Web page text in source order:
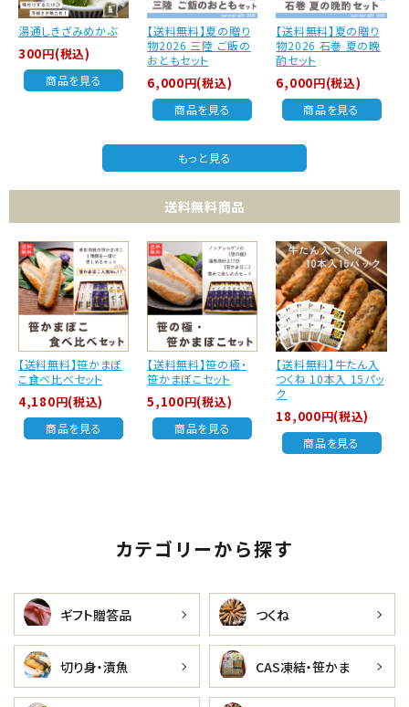
湯通しきざみめかぶ
300円(税込)
商品を見る
【送料無料】夏の贈り
物2026 三陸 ご飯の
おともセット
6,000円(税込)
商品を見る
【送料無料】夏の贈り
物2026 石巻 夏の晩
酌セット
6,000円(税込)
商品を見る
もっと見る
送料無料商品
【送料無料】笹かまぼ
こ食べ比べセット
4,180円(税込)
商品を見る
【送料無料】笹の極・
笹かまぼこセット
5,100円(税込)
商品を見る
【送料無料】牛たん入
つくね 10本入 15パッ
ク
18,000円(税込)
商品を見る
カテゴリーから探す
ギフト贈答品 つくね
切り身・漬魚 CAS凍結・笹かま